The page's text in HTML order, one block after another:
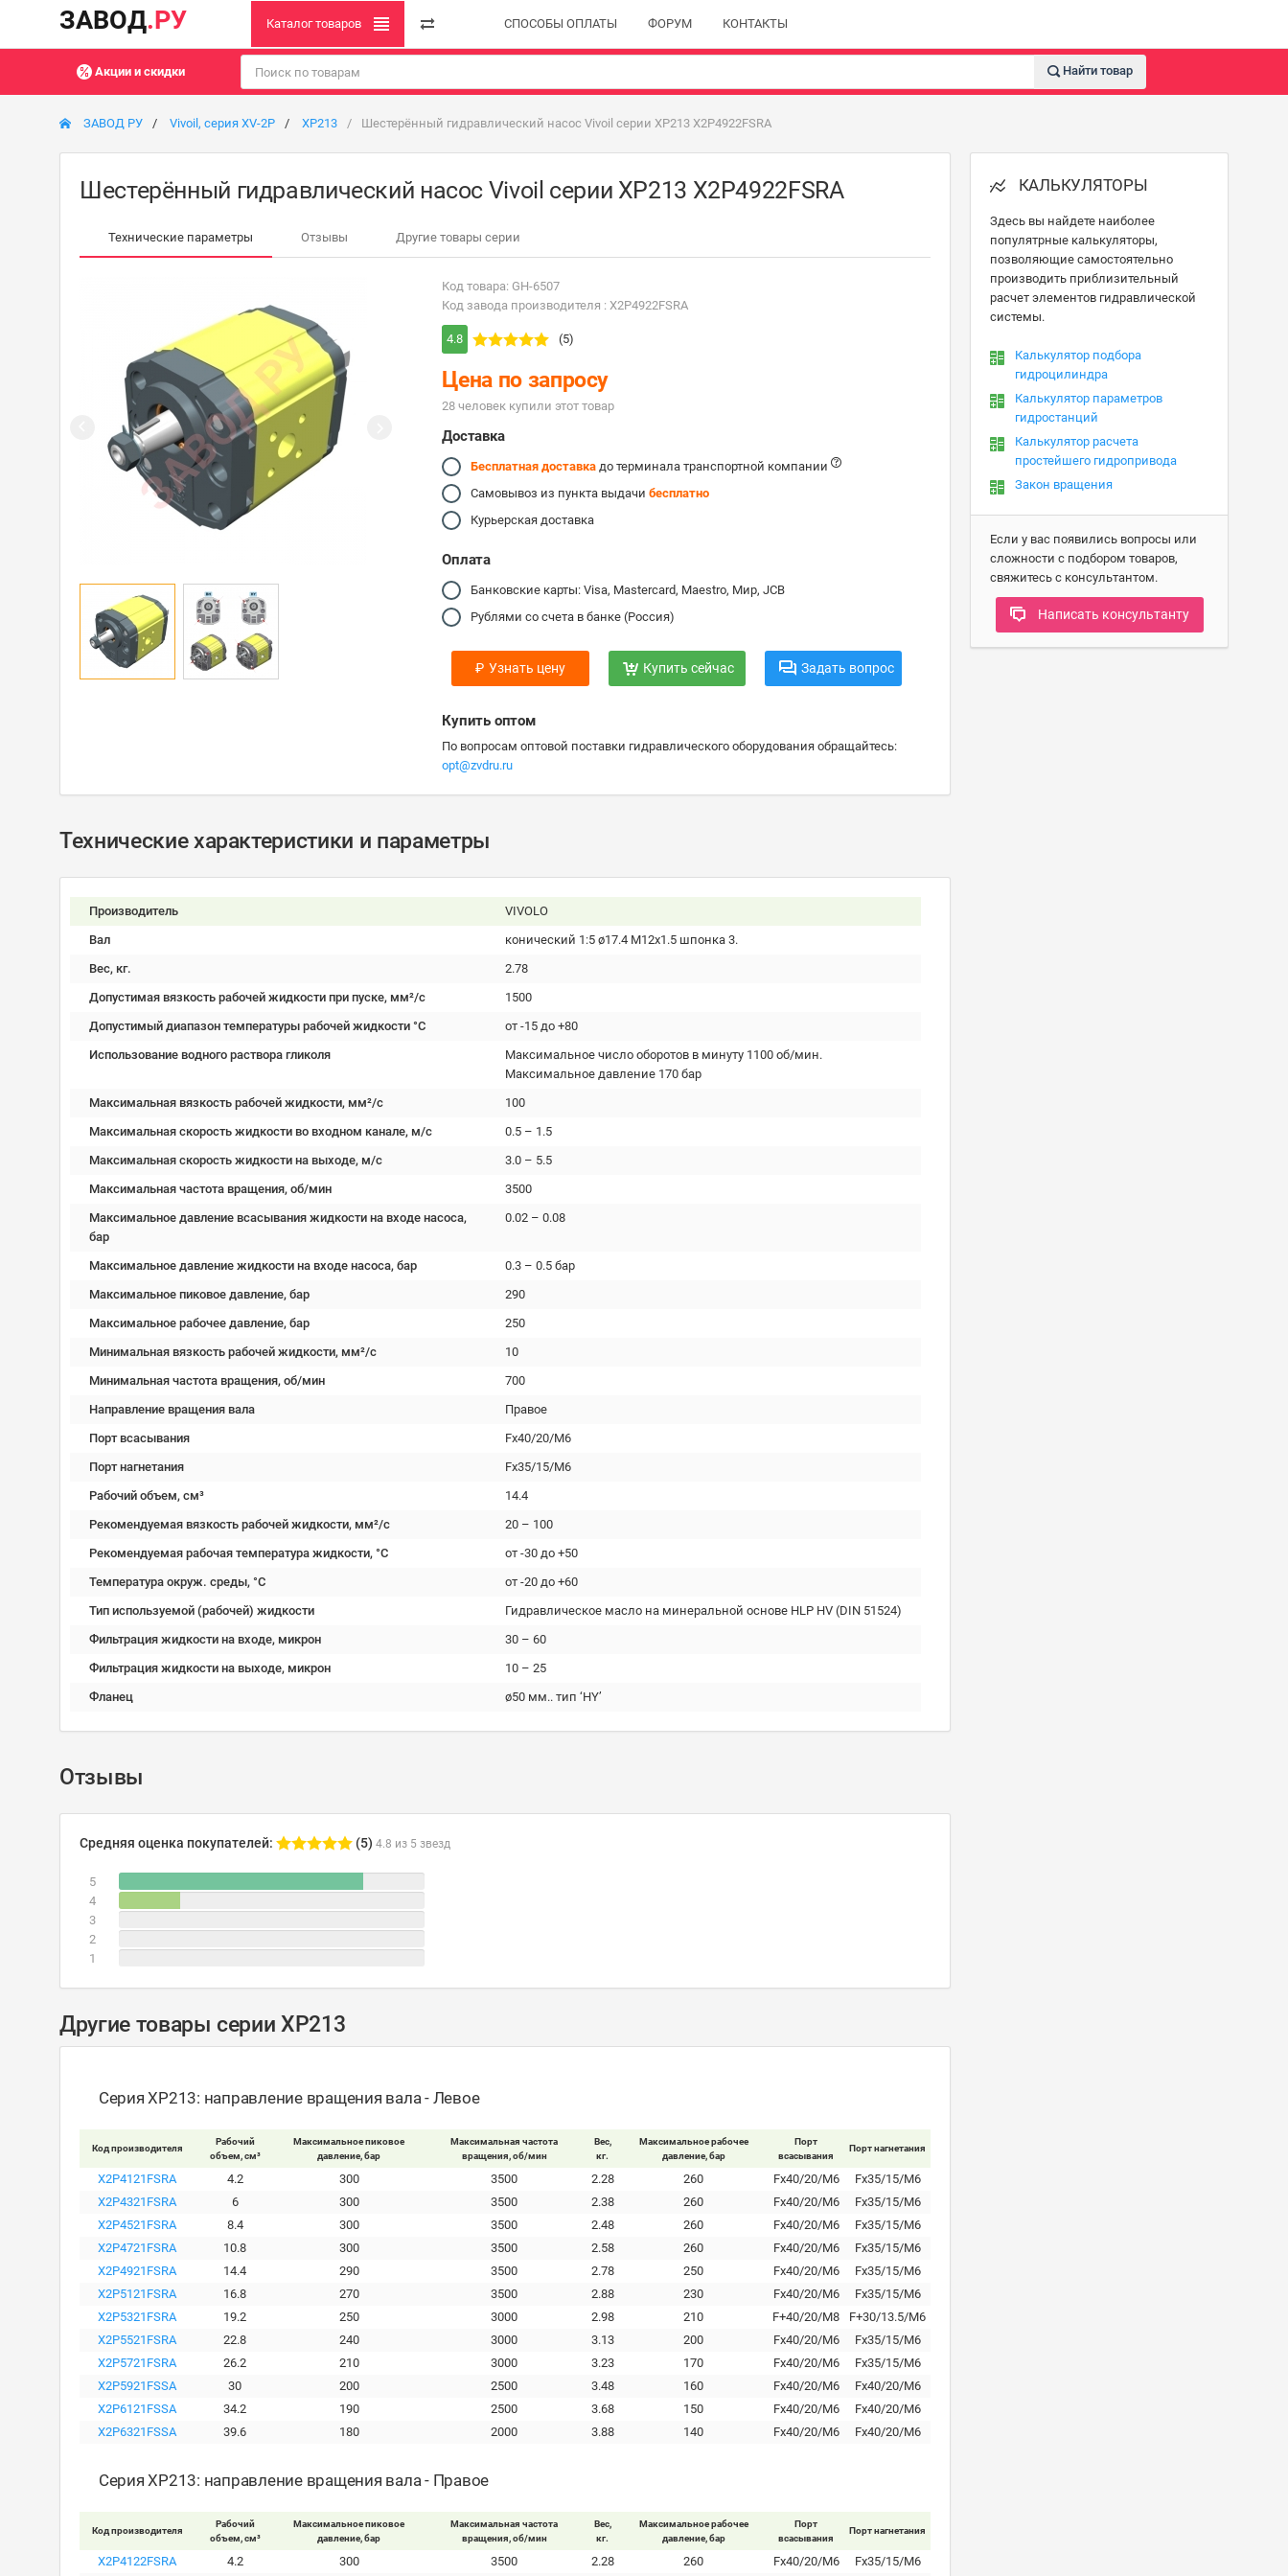
ЗАВОД.РУ Каталог товаров СПОСОБЫ ОПЛАТЫ ФОРУМ КОНТАКТЫ
Акции и скидки Найти товар
ЗАВОД РУ Vivoil, серия XV-2P XP213 Шестерённый гидравлический насос Vivoil серии XP213 X2P4922FSRA
Шестерённый гидравлический насос Vivoil серии XP213 X2P4922FSRA
Технические параметры Отзывы Другие товары серии
Код товара: GH-6507
Код завода производителя : X2P4922FSRA
4.8 (5)
Цена по запросу
28 человек купили этот товар
Доставка
Бесплатная доставка до терминала транспортной компании
Самовывоз из пункта выдачибесплатно
Курьерская доставка
Оплата
Банковские карты: Visa, Mastercard, Maestro, Мир, JCB
Рублями со счета в банке (Россия)
₽ Узнать цену Купить сейчас Задать вопрос
Купить оптом
По вопросам оптовой поставки гидравлического оборудования обращайтесь:
opt@zvdru.ru
Технические характеристики и параметры
Производитель
VIVOLO
Вал
конический 1:5 ø17.4 M12x1.5 шпонка 3.
Вес, кг.
2.78
Допустимая вязкость рабочей жидкости при пуске, мм²/c
1500
Допустимый диапазон температуры рабочей жидкости °C
от -15 до +80
Использование водного раствора гликоля
Максимальное число оборотов в минуту 1100 об/мин.
Максимальное давление 170 бар
Максимальная вязкость рабочей жидкости, мм²/c
100
Максимальная скорость жидкости во входном канале, м/с
0.5 – 1.5
Максимальная скорость жидкости на выходе, м/с
3.0 – 5.5
Максимальная частота вращения, об/мин
3500
Максимальное давление всасывания жидкости на входе насоса,
бар
0.02 – 0.08
Максимальное давление жидкости на входе насоса, бар
0.3 – 0.5 бар
Максимальное пиковое давление, бар
290
Максимальное рабочее давление, бар
250
Минимальная вязкость рабочей жидкости, мм²/c
10
Минимальная частота вращения, об/мин
700
Направление вращения вала
Правое
Порт всасывания
Fx40/20/M6
Порт нагнетания
Fx35/15/M6
Рабочий объем, см³
14.4
Рекомендуемая вязкость рабочей жидкости, мм²/с
20 – 100
Рекомендуемая рабочая температура жидкости, °C
от -30 до +50
Температура окруж. среды, °C
от -20 до +60
Тип используемой (рабочей) жидкости
Гидравлическое масло на минеральной основе HLP HV (DIN 51524)
Фильтрация жидкости на входе, микрон
30 – 60
Фильтрация жидкости на выходе, микрон
10 – 25
Фланец
ø50 мм.. тип ‘HY’
Отзывы
Средняя оценка покупателей: (5) 4.8 из 5 звезд
5
4
3
2
1
Другие товары серии XP213
Серия XP213: направление вращения вала - Левое
Код производителя
Рабочий
объем, см³
Максимальное пиковое
давление, бар
Максимальная частота
вращения, об/мин
Вес,
кг.
Максимальное рабочее
давление, бар
Порт
всасывания
Порт нагнетания
X2P4121FSRA 4.2 300 3500 2.28 260 Fx40/20/M6
Fx35/15/M6
X2P4321FSRA
6 300 3500 2.38 260 Fx40/20/M6
Fx35/15/M6
X2P4521FSRA
8.4 300 3500 2.48 260 Fx40/20/M6
Fx35/15/M6
X2P4721FSRA
10.8 300 3500 2.58 260 Fx40/20/M6
Fx35/15/M6
X2P4921FSRA
14.4 290 3500 2.78 250 Fx40/20/M6
Fx35/15/M6
X2P5121FSRA
16.8 270 3500 2.88 230 Fx40/20/M6
Fx35/15/M6
X2P5321FSRA
19.2 250 3000 2.98 210 F+40/20/M8
F+30/13.5/M6
X2P5521FSRA
22.8 240 3000 3.13 200 Fx40/20/M6
Fx35/15/M6
X2P5721FSRA
26.2 210 3000 3.23 170 Fx40/20/M6
Fx35/15/M6
X2P5921FSSA
30 200 2500 3.48 160 Fx40/20/M6
Fx40/20/M6
X2P6121FSSA
34.2 190 2500 3.68 150 Fx40/20/M6
Fx40/20/M6
X2P6321FSSA
39.6 180 2000 3.88 140 Fx40/20/M6 Fx40/20/M6
Серия XP213: направление вращения вала - Правое
Код производителя
Рабочий
объем, см³
Максимальное пиковое
давление, бар
Максимальная частота
вращения, об/мин
Вес,
кг.
Максимальное рабочее
давление, бар
Порт
всасывания
Порт нагнетания
X2P4122FSRA 4.2 300 3500 2.28 260 Fx40/20/M6 Fx35/15/M6
КАЛЬКУЛЯТОРЫ
Здесь вы найдете наиболее
популятрные калькуляторы,
позволяющие самостоятельно
производить приблизительный
расчет элементов гидравлической
системы.
Калькулятор подбора
гидроцилиндра
Калькулятор параметров
гидростанций
Калькулятор расчета
простейшего гидропривода
Закон вращения
Если у вас появились вопросы или
сложности с подбором товаров,
свяжитесь с консультантом.
Написать консультанту